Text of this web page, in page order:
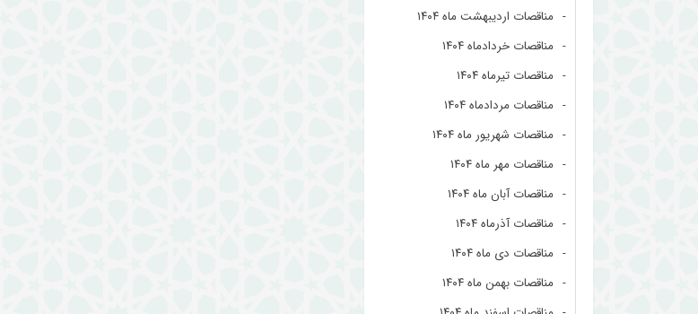
مناقصات اردیبهشت ماه ۱۴۰۴
مناقصات خردادماه ۱۴۰۴
مناقصات تیرماه ۱۴۰۴
مناقصات مردادماه ۱۴۰۴
مناقصات شهریور ماه ۱۴۰۴
مناقصات مهر ماه ۱۴۰۴
مناقصات آبان ماه ۱۴۰۴
مناقصات آذرماه ۱۴۰۴
مناقصات دی ماه ۱۴۰۴
مناقصات بهمن ماه ۱۴۰۴